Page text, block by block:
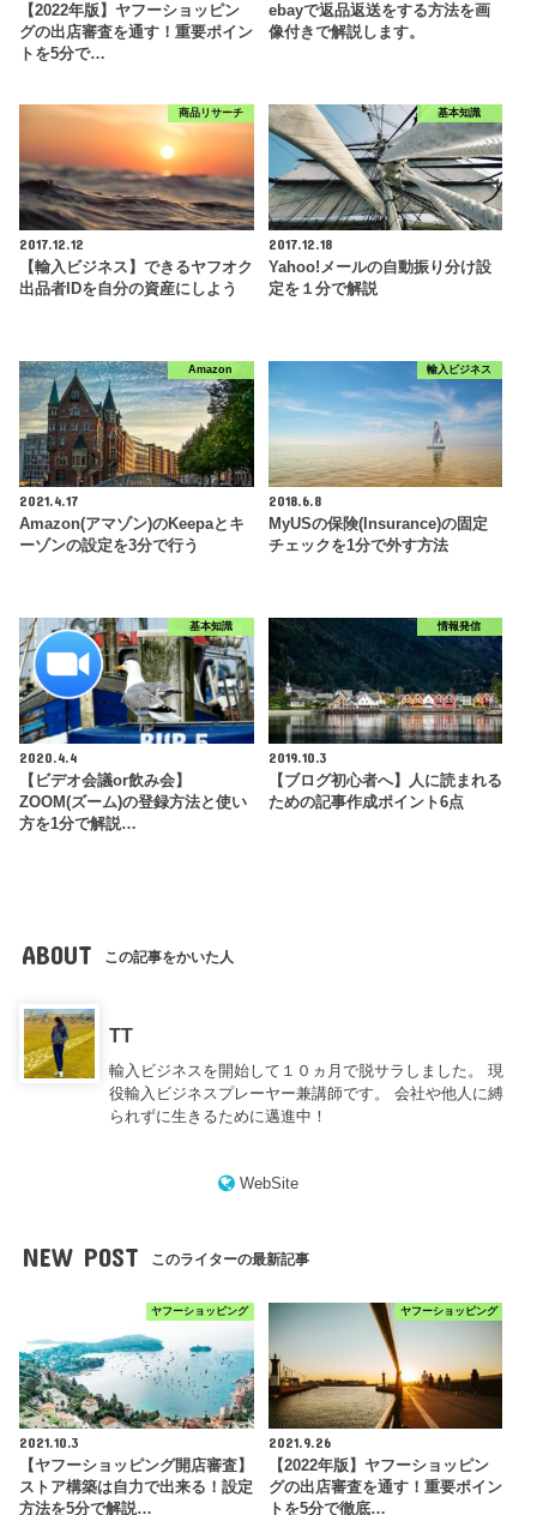
【2022年版】ヤフーショッピン
グの出店審査を通す！重要ポイン
トを5分で…
ebayで返品返送をする方法を画
像付きで解説します。
商品リサーチ
2017.12.12
【輸入ビジネス】できるヤフオク
出品者IDを自分の資産にしよう
基本知識
2017.12.18
Yahoo!メールの自動振り分け設
定を１分で解説
Amazon
2021.4.17
Amazon(アマゾン)のKeepaとキ
ーゾンの設定を3分で行う
輸入ビジネス
2018.6.8
MyUSの保険(Insurance)の固定
チェックを1分で外す方法
基本知識
2020.4.4
【ビデオ会議or飲み会】
ZOOM(ズーム)の登録方法と使い
方を1分で解説…
情報発信
2019.10.3
【ブログ初心者へ】人に読まれる
ための記事作成ポイント6点
ABOUT この記事をかいた人
TT
輸入ビジネスを開始して１０ヵ月で脱サラしました。 現
役輸入ビジネスプレーヤー兼講師です。 会社や他人に縛
られずに生きるために邁進中！
WebSite
NEW POST このライターの最新記事
ヤフーショッピング
2021.10.3
【ヤフーショッピング開店審査】
ストア構築は自力で出来る！設定
方法を5分で解説…
ヤフーショッピング
2021.9.26
【2022年版】ヤフーショッピン
グの出店審査を通す！重要ポイン
トを5分で徹底…